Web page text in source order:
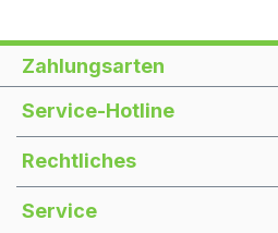
Zahlungsarten
Service-Hotline
Rechtliches
Service